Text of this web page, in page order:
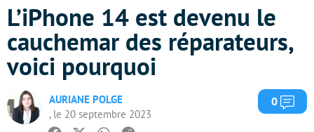
L’iPhone 14 est devenu le
cauchemar des réparateurs,
voici pourquoi
AURIANE POLGE
, le 20 septembre 2023
0